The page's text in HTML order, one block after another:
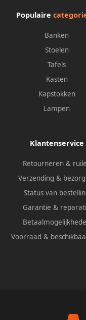
Populaire
Banken
Stoelen
Tafels
Kasten
Kapstokken
Lampen
Klantenservice
Retourneren &
Verzending &
Status van
Garantie &
Voorraad &